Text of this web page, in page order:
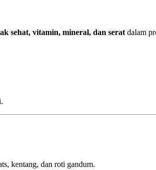
sehat, vitamin, mineral, dan serat dalam
kentang, dan roti gandum.